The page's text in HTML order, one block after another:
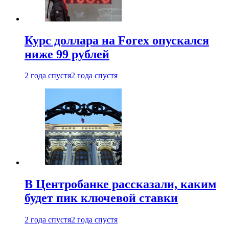
Курс доллара на Forex опускался
ниже 99 рублей
2 года спустя2 года спустя
В Центробанке рассказали, каким
будет пик ключевой ставки
2 года спустя2 года спустя